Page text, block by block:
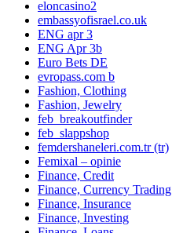
eloncasino2
embassyofisrael.co.uk
ENG apr 3
ENG Apr 3b
Euro Bets DE
evropass.com b
Fashion, Clothing
Fashion, Jewelry
feb_breakoutfinder
feb_slappshop
femdershaneleri.com.tr (tr)
Femixal – opinie
Finance, Credit
Finance, Currency Trading
Finance, Insurance
Finance, Investing